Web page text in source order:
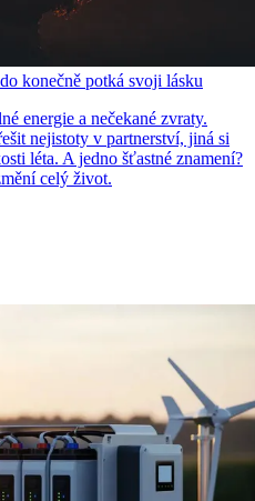
konečně potká svoji lásku
energie a nečekané zvraty.
nejistoty v partnerství, jiná si
léta. A jedno šťastné znamení?
celý život.